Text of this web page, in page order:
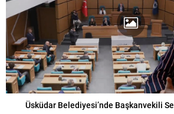
Üsküdar Belediyesi’nde Başkanvekili